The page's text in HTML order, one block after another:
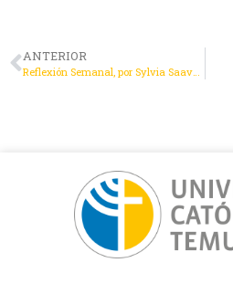
ANTERIOR
Reflexión Semanal, por Sylvia Saavedra